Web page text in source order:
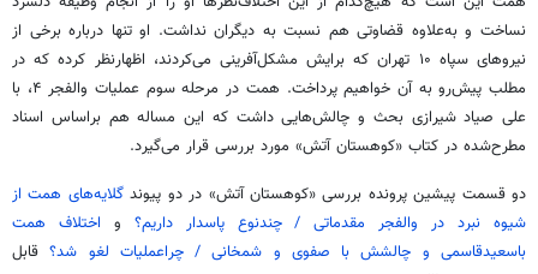
نساخت و به‌علاوه قضاوتی هم نسبت به دیگران نداشت. او تنها درباره برخی از
نیروهای سپاه ۱۰ تهران که برایش مشکل‌آفرینی می‌کردند، اظهارنظر کرده که در
مطلب پیش‌رو به آن خواهیم پرداخت. همت در مرحله سوم عملیات والفجر ۴، با
علی صیاد شیرازی بحث و چالش‌هایی داشت که این ‌مساله هم براساس اسناد
مطرح‌شده در کتاب «کوهستان آتش» مورد بررسی قرار می‌گیرد.
دو قسمت پیشین پرونده بررسی «کوهستان آتش» در دو پیوندگلایه‌های همت از
شیوه نبرد در والفجر مقدماتی / چندنوع پاسدار داریم؟ و اختلاف همت
باسعیدقاسمی و چالشش با صفوی و شمخانی / چراعملیات لغو شد؟قابل